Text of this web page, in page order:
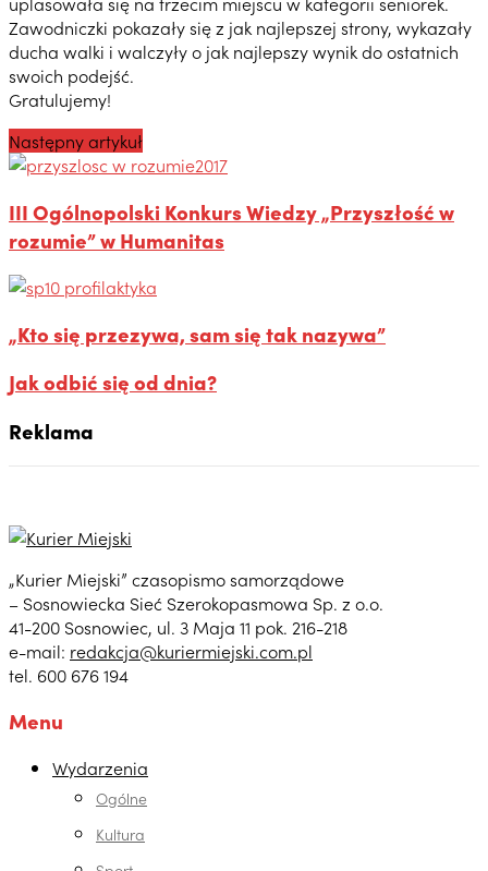
Zawodniczki pokazały się z jak najlepszej strony, wykazały
ducha walki i walczyły o jak najlepszy wynik do ostatnich
swoich podejść.
Gratulujemy!
Następny artykuł
III Ogólnopolski Konkurs Wiedzy „Przyszłość w
rozumie” w Humanitas
„Kto się przezywa, sam się tak nazywa”
Jak odbić się od dnia?
Reklama
„Kurier Miejski” czasopismo samorządowe
– Sosnowiecka Sieć Szerokopasmowa Sp. z o.o.
41-200 Sosnowiec, ul. 3 Maja 11 pok. 216-218
e-mail: redakcja@kuriermiejski.com.pl
tel. 600 676 194
Menu
Wydarzenia
Ogólne
Kultura